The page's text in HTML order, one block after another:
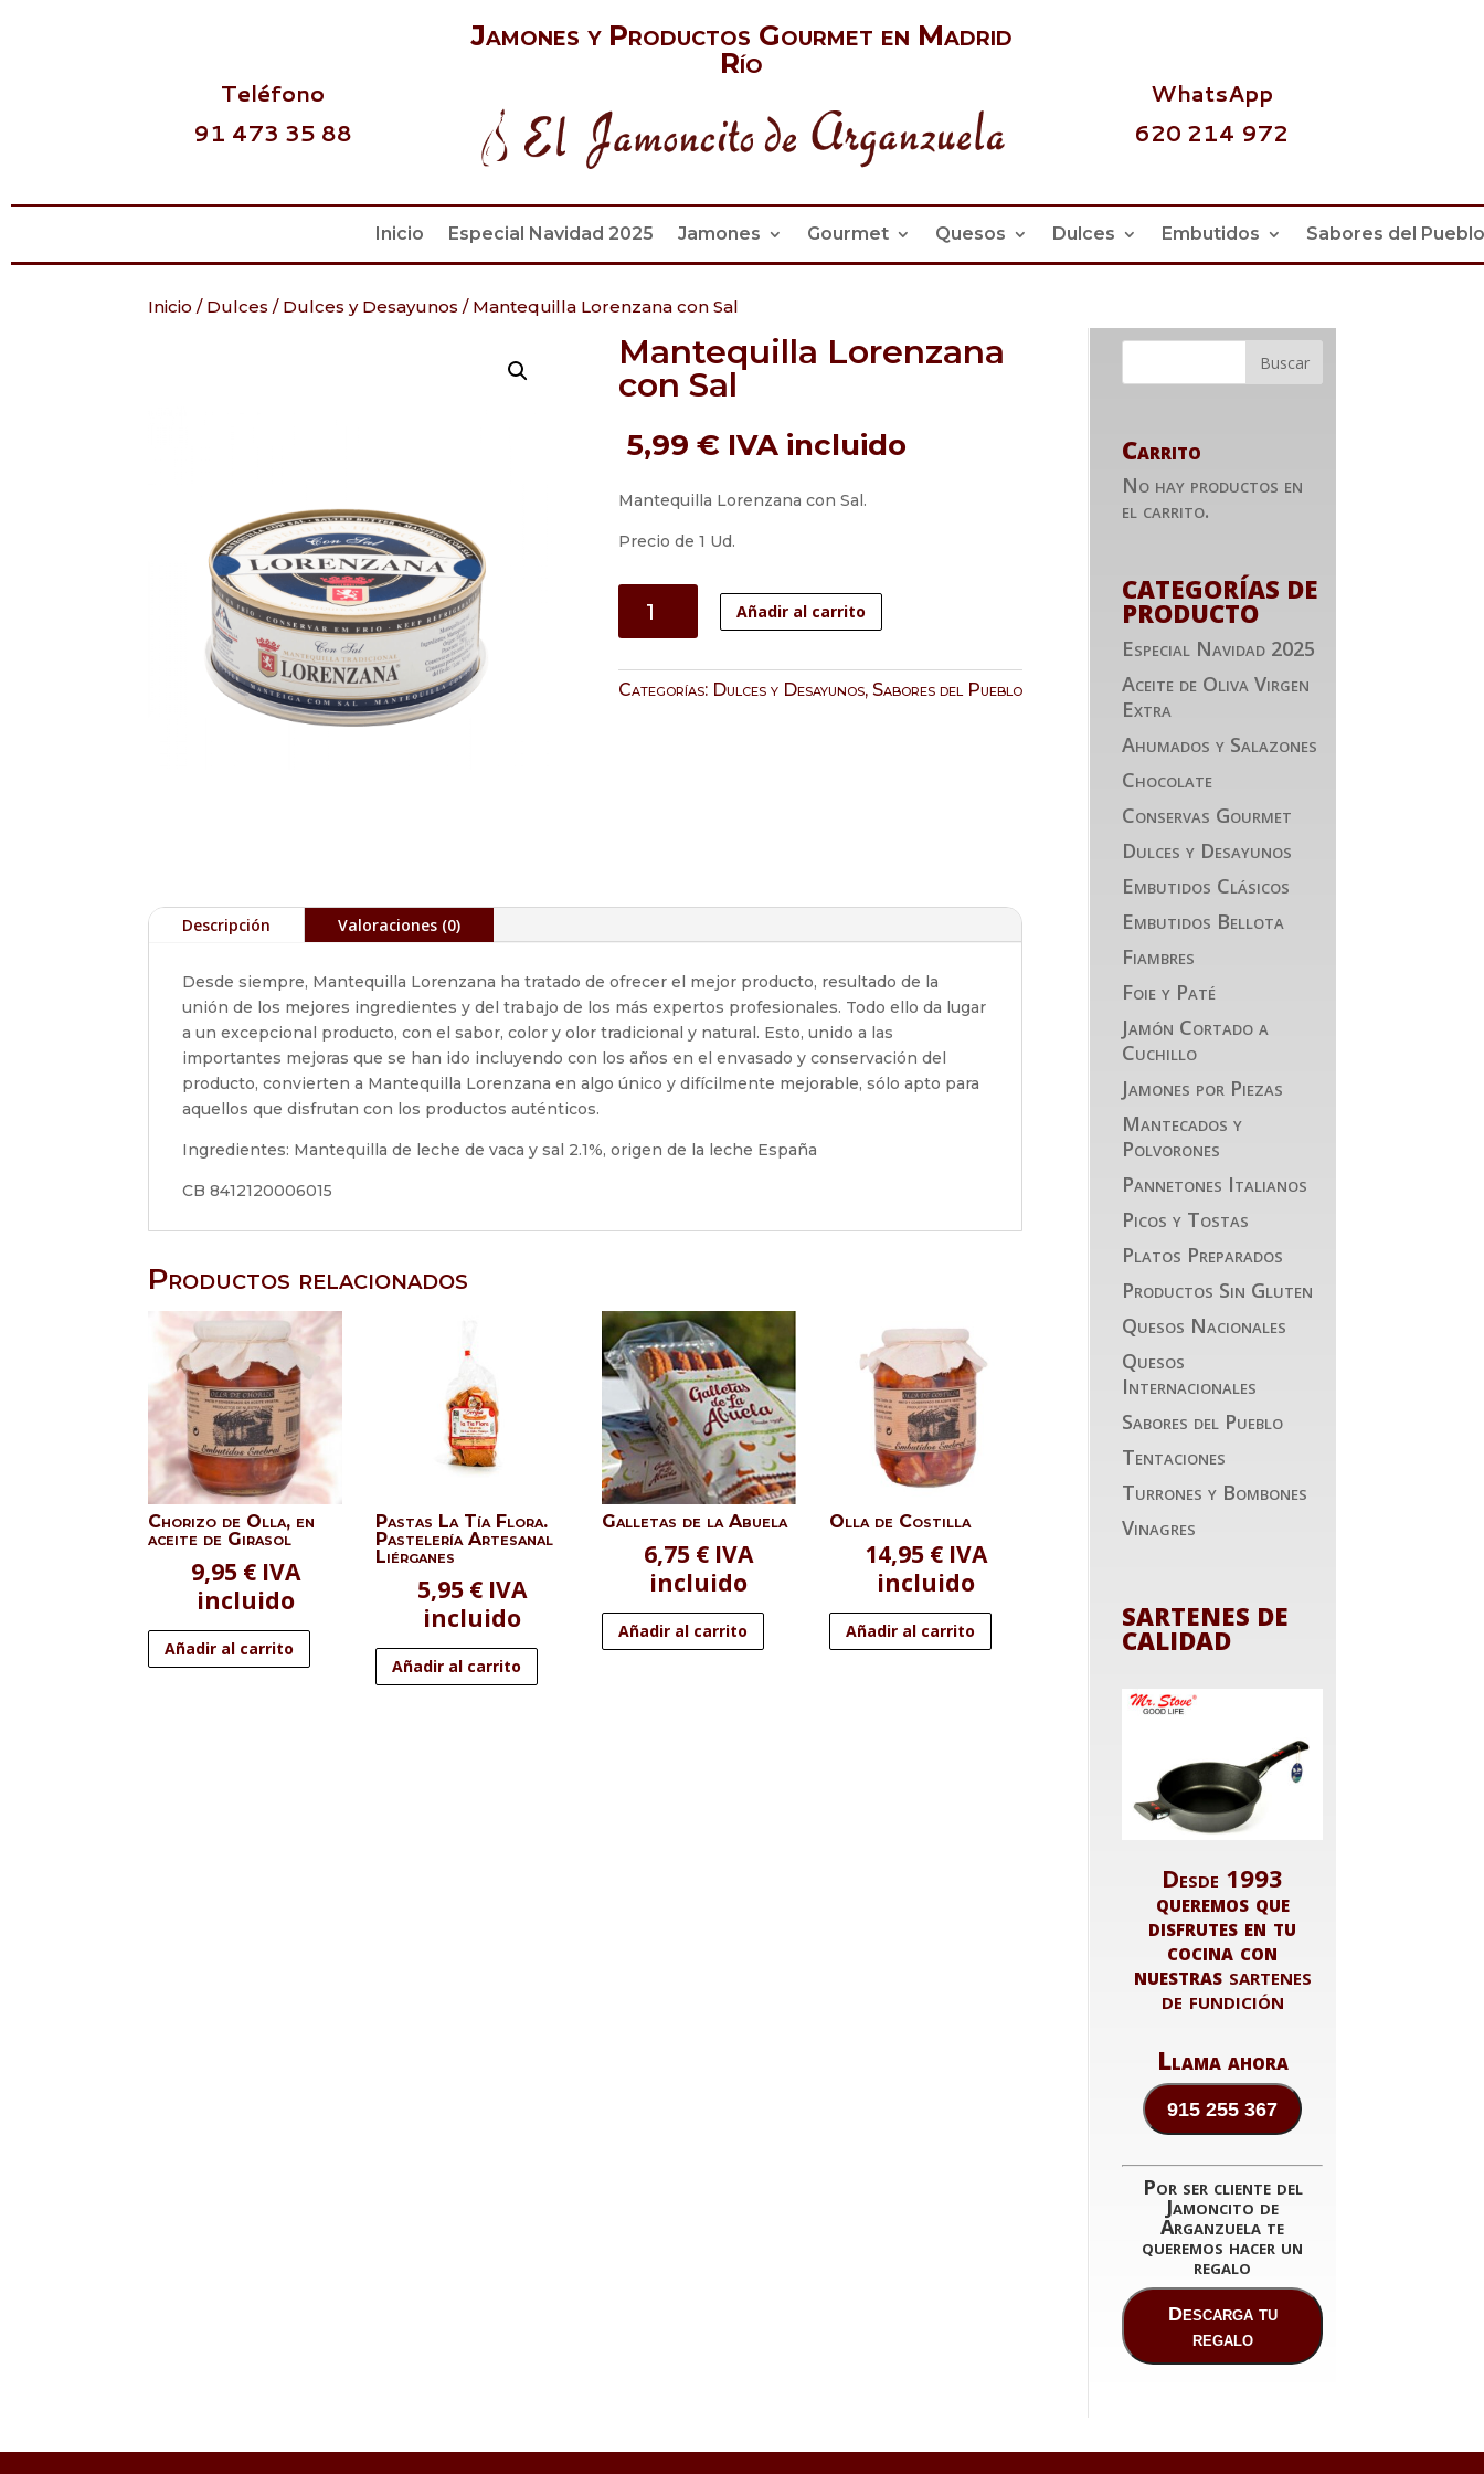
Teléfono
91 473 35 88
Jamones y Productos Gourmet en Madrid
Río
WhatsApp
620 214 972
Inicio Especial Navidad 2025 Jamones Gourmet Quesos Dulces Embutidos Sabores del Pueblo
Inicio / Dulces / Dulces y Desayunos / Mantequilla Lorenzana con Sal
Mantequilla Lorenzana
con Sal
5,99 € IVA incluido
Mantequilla Lorenzana con Sal.
Precio de 1 Ud.
Mantequilla
Lorenzana
con
Sal
cantidad
Añadir al carrito
Categorías: Dulces y Desayunos, Sabores del Pueblo
Descripción Valoraciones (0)
Desde siempre, Mantequilla Lorenzana ha tratado de ofrecer el mejor producto, resultado de la
unión de los mejores ingredientes y del trabajo de los más expertos profesionales. Todo ello da lugar
a un excepcional producto, con el sabor, color y olor tradicional y natural. Esto, unido a las
importantes mejoras que se han ido incluyendo con los años en el envasado y conservación del
producto, convierten a Mantequilla Lorenzana en algo único y difícilmente mejorable, sólo apto para
aquellos que disfrutan con los productos auténticos.
Ingredientes: Mantequilla de leche de vaca y sal 2.1%, origen de la leche España
CB 8412120006015
Productos relacionados
Chorizo de Olla, en
aceite de Girasol
9,95 € IVA
incluido
Añadir al carrito
Pastas La Tía Flora.
Pastelería Artesanal
Liérganes
5,95 € IVA
incluido
Añadir al carrito
Galletas de la Abuela
6,75 € IVA
incluido
Añadir al carrito
Olla de Costilla
14,95 € IVA
incluido
Añadir al carrito
Carrito
No hay productos en
el carrito.
CATEGORÍAS DE
PRODUCTO
Especial Navidad 2025
Aceite de Oliva Virgen
Extra
Ahumados y Salazones
Chocolate
Conservas Gourmet
Dulces y Desayunos
Embutidos Clásicos
Embutidos Bellota
Fiambres
Foie y Paté
Jamón Cortado a
Cuchillo
Jamones por Piezas
Mantecados y
Polvorones
Pannetones Italianos
Picos y Tostas
Platos Preparados
Productos Sin Gluten
Quesos Nacionales
Quesos
Internacionales
Sabores del Pueblo
Tentaciones
Turrones y Bombones
Vinagres
SARTENES DE
CALIDAD
Desde 1993
queremos que
disfrutes en tu
cocina con
nuestras sartenes
de fundición
Llama ahora
915 255 367
Por ser cliente del
Jamoncito de
Arganzuela te
queremos hacer un
regalo
Descarga tu
regalo